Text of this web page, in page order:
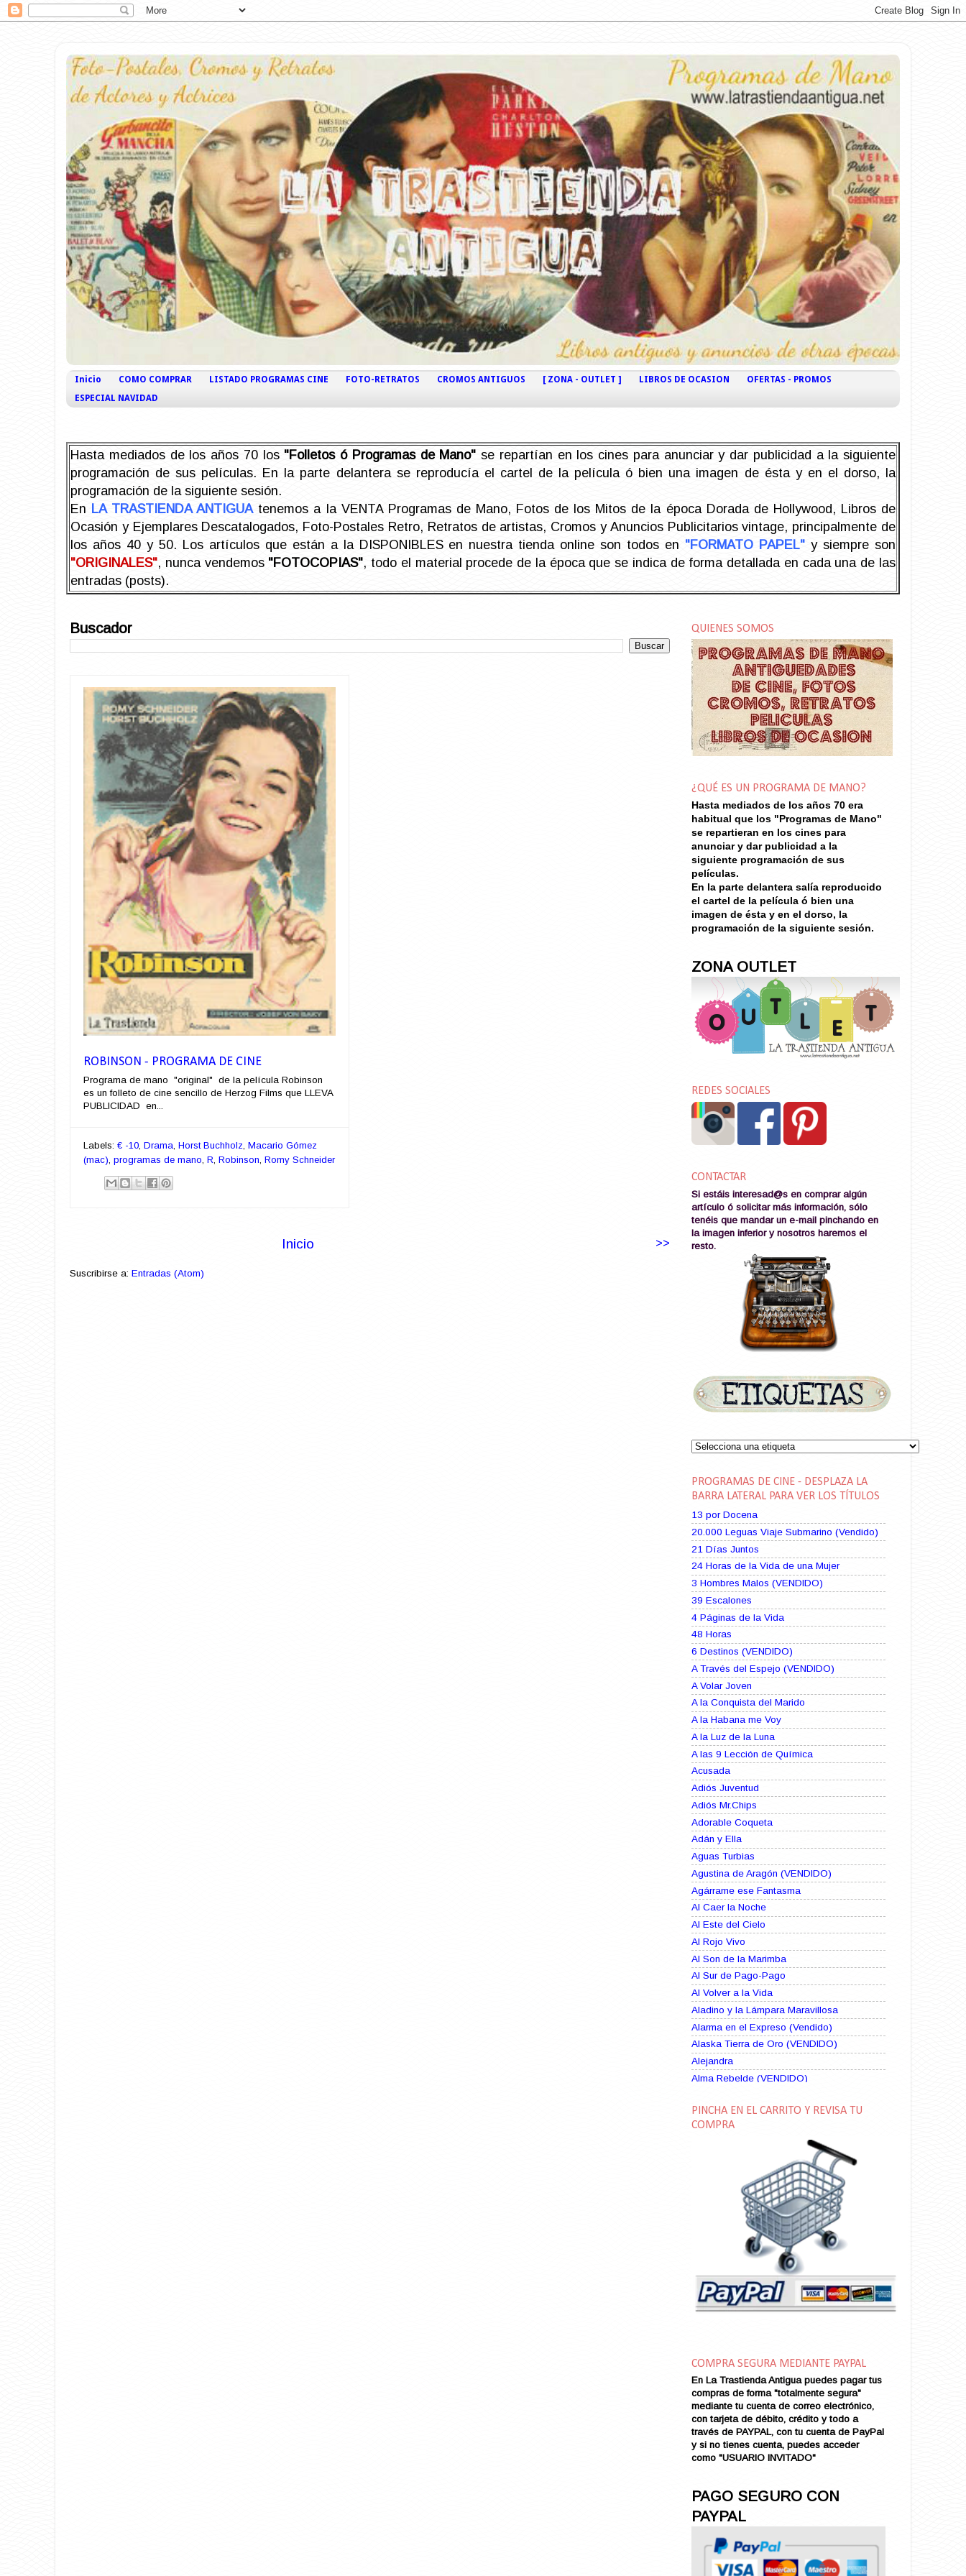
Inicio COMO COMPRAR LISTADO PROGRAMAS CINE FOTO-RETRATOS CROMOS ANTIGUOS [ ZONA - OUTLET ] LIBROS DE OCASION
OFERTAS - PROMOS
ESPECIAL NAVIDAD
Hasta mediados de los años 70 los "Folletos ó Programas de Mano" se repartían en los cines para anunciar y dar publicidad a la siguiente
programación de sus películas. En la parte delantera se reproducía el cartel de la película ó bien una imagen de ésta y en el dorso, la
programación de la siguiente sesión.
En LA TRASTIENDA ANTIGUAtenemos a la VENTA Programas de Mano, Fotos de los Mitos de la época Dorada de Hollywood, Libros de
Ocasión y Ejemplares Descatalogados, Foto-Postales Retro, Retratos de artistas, Cromos y Anuncios Publicitarios vintage, principalmente de
los años 40 y 50. Los artículos que están a la DISPONIBLES en nuestra tienda online son todos en "FORMATO PAPEL" y siempre son
"ORIGINALES", nunca vendemos "FOTOCOPIAS", todo el material procede de la época que se indica de forma detallada en cada una de las
entradas (posts).
Buscador
ROBINSON - PROGRAMA DE CINE
Programa de mano "original" de la película Robinson
es un folleto de cine sencillo de Herzog Films que LLEVA
PUBLICIDAD en...
Labels: € -10 Drama Horst Buchholz Macario Gómez
(mac) programas de mano R Robinson Romy Schneider
>>
Inicio
Suscribirse a: Entradas (Atom)
QUIENES SOMOS
¿QUÉ ES UN PROGRAMA DE MANO?
Hasta mediados de los años 70 era
habitual que los "Programas de Mano"
se repartieran en los cines para
anunciar y dar publicidad a la
siguiente programación de sus
películas.
En la parte delantera salía reproducido
el cartel de la película ó bien una
imagen de ésta y en el dorso, la
programación de la siguiente sesión.
ZONA OUTLET
REDES SOCIALES
CONTACTAR
Si estáis interesad@s en comprar algún
artículo ó solicitar más información, sólo
tenéis que mandar un e-mail pinchando en
la imagen inferior y nosotros haremos el
resto.
PROGRAMAS DE CINE - DESPLAZA LA
BARRA LATERAL PARA VER LOS TÍTULOS
13 por Docena
20.000 Leguas Viaje Submarino (Vendido)
21 Días Juntos
24 Horas de la Vida de una Mujer
3 Hombres Malos (VENDIDO)
39 Escalones
4 Páginas de la Vida
48 Horas
6 Destinos (VENDIDO)
A Través del Espejo (VENDIDO)
A Volar Joven
A la Conquista del Marido
A la Habana me Voy
A la Luz de la Luna
A las 9 Lección de Química
Acusada
Adiós Juventud
Adiós Mr.Chips
Adorable Coqueta
Adán y Ella
Aguas Turbias
Agustina de Aragón (VENDIDO)
Agárrame ese Fantasma
Al Caer la Noche
Al Este del Cielo
Al Rojo Vivo
Al Son de la Marimba
Al Sur de Pago-Pago
Al Volver a la Vida
Aladino y la Lámpara Maravillosa
Alarma en el Expreso (Vendido)
Alaska Tierra de Oro (VENDIDO)
Alejandra
Alma Rebelde (VENDIDO)
Alma en Suplicio (VENDIDO)
Almas Borrascosas
Amame esta Noche (VENDIDO)
Amanda La Paciente Peligrosa
Amarga Victoria
Amor a Medianoche
Amor en Conserva (VENDIDO)
Amor que Mata
Amor sin Refugio
Ana de Brooklyn
Ana y El Rey de Siam
Anatomía de un Asesinato
Andrés Harvey Millonario (VENDIDO)
Andrés Harvey Tenorio
Andrés Harvey se Enamora (VENDIDO)
Aníbal
Aquella Noche en Rio
Arenas Sangrientas
Argel (VENDIDO)
Armonías de Juventud (VENDIDO)
PINCHA EN EL CARRITO Y REVISA TU
COMPRA
COMPRA SEGURA MEDIANTE PAYPAL
En La Trastienda Antigua puedes pagar tus
compras de forma "totalmente segura"
mediante tu cuenta de correo electrónico,
con tarjeta de débito, crédito y todo a
través de PAYPAL, con tu cuenta de PayPal
y si no tienes cuenta, puedes acceder
como "USUARIO INVITADO"
PAGO SEGURO CON
PAYPAL